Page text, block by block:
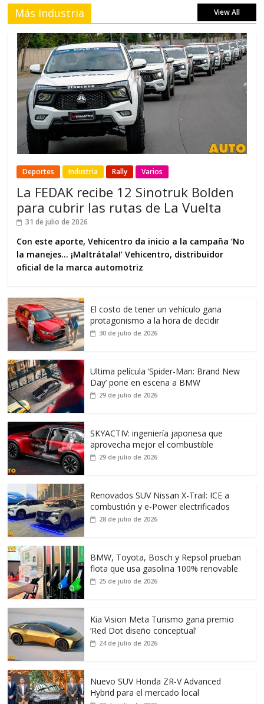
Más Industria View All
Deportes Industria Rally Varios
La FEDAK recibe 12 Sinotruk Bolden
para cubrir las rutas de La Vuelta
31 de julio de 2026
Con este aporte, Vehicentro da inicio a la campaña ‘No
la manejes… ¡Maltrátala!’ Vehicentro, distribuidor
oficial de la marca automotriz
El costo de tener un vehículo gana
protagonismo a la hora de decidir
30 de julio de 2026
Ultima película ‘Spider‑Man: Brand New
Day’ pone en escena a BMW
29 de julio de 2026
SKYACTIV: ingeniería japonesa que
aprovecha mejor el combustible
29 de julio de 2026
Renovados SUV Nissan X-Trail: ICE a
combustión y e-Power electrificados
28 de julio de 2026
BMW, Toyota, Bosch y Repsol prueban
flota que usa gasolina 100% renovable
25 de julio de 2026
Kia Vision Meta Turismo gana premio
‘Red Dot diseño conceptual’
24 de julio de 2026
Nuevo SUV Honda ZR-V Advanced
Hybrid para el mercado local